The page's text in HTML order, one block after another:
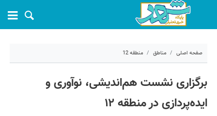
صفحه اصلی مناطق منطقه 12
کد مطلب:
برگزاری نشست هم‌اندیشی، نوآوری و
ایده‌پردازی در منطقه ۱۲